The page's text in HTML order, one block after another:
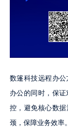
数篷科技远程办
办公的同时，保
控，避免核心数
颈，保障业务效率。